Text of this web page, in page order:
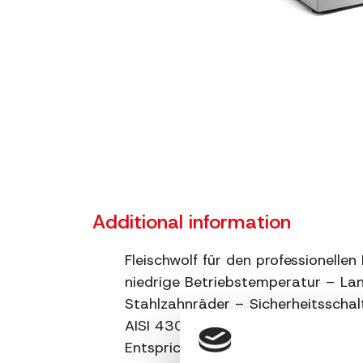
Additional information
Fleischwolf für den
niedrige Betriebstemperatur –
Stahlzahnräder –
AISI 430 – Fleischwolfeinheit aus
Entspricht den CE-Normen